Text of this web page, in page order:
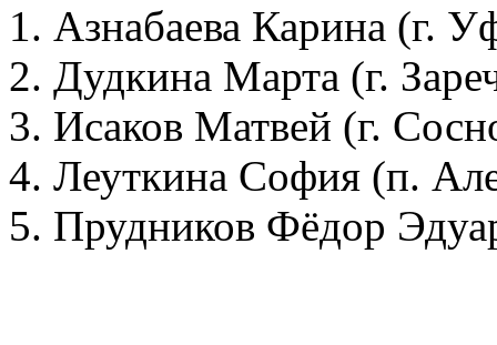
Азнабаева Карина (г.
Дудкина Марта (г.
Исаков Матвей (г.
Леуткина София (п.
Прудников Фёдор